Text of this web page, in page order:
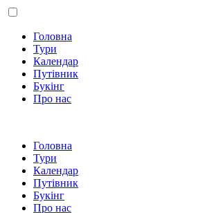
Головна
Тури
Календар
Путівник
Букінг
Про нас
Головна
Тури
Календар
Путівник
Букінг
Про нас